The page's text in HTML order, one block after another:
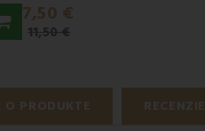
7,50 €
11,50 €
O PRODUKTE RECENZIE